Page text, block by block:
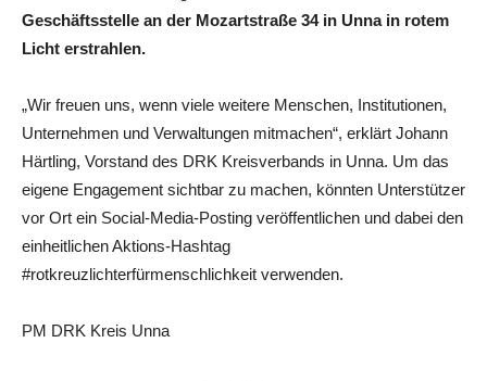
Geschäftsstelle an der Mozartstraße 34 in Unna in rotem
Licht erstrahlen.
„Wir freuen uns, wenn viele weitere Menschen, Institutionen,
Unternehmen und Verwaltungen mitmachen“, erklärt Johann
Härtling, Vorstand des DRK Kreisverbands in Unna. Um das
eigene Engagement sichtbar zu machen, könnten Unterstützer
vor Ort ein Social-Media-Posting veröffentlichen und dabei den
einheitlichen Aktions-Hashtag
#rotkreuzlichterfürmenschlichkeit verwenden.
PM DRK Kreis Unna